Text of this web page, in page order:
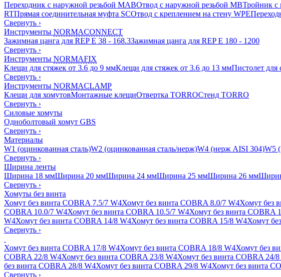
Переходник с наружной резьбой MABОтвод с наружной резьбой MBТройник с
RTПрямая соединительная муфта SCОтвод с креплением на стену WPE
Свернуть ›
Инструменты NORMACONNECT
Зажимная цанга для REP E 38 - 168.3Зажимная цанга для REP E 180 - 1200
Свернуть ›
Инструменты NORMAFIX
Клещи для стяжек от 3.6 до 9 ммКлещи для стяжек от 3.6 до 13 ммПистолет для
Свернуть ›
Инструменты NORMACLAMP
Клещи для хомутовМонтажные клещиОтвертка TORROСтенд TORRO
Свернуть ›
Силовые хомуты
Одноболтовый хомут GBS
Свернуть ›
Материалы
W1 (оцинкованная сталь)W2 (оцинкованная сталь/нерж)W4 (нерж AISI 304)W5
Свернуть ›
Ширина ленты
Ширина 18 ммШирина 20 ммШирина 24 ммШирина 25 ммШирина 26 мм
Свернуть ›
Хомуты без винта
Хомут без винта COBRA 7.5/7 W4Хомут без винта COBRA 8.0/7 W4Хомут без
COBRA 10.0/7 W4Хомут без винта COBRA 10.5/7 W4Хомут без винта COBRA
W4Хомут без винта COBRA 14/8 W4Хомут без винта COBRA 15/8 W4Хомут
Свернуть ›
Хомут без винта COBRA 17/8 W4Хомут без винта COBRA 18/8 W4Хомут без
COBRA 22/8 W4Хомут без винта COBRA 23/8 W4Хомут без винта COBRA 24/
без винта COBRA 28/8 W4Хомут без винта COBRA 29/8 W4Хомут без винта
Свернуть ›